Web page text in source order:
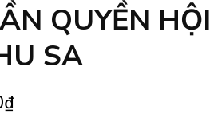
QUYỀN HỘI
SA
₫